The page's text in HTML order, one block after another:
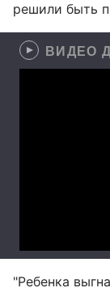
решили быть
ВИДЕО
"Ребенка